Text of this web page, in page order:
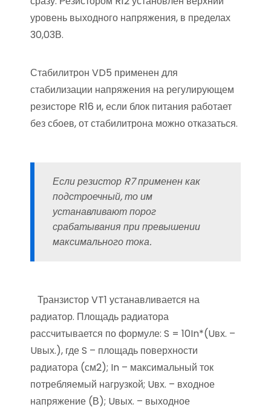
уровень выходного напряжения, в пределах
30,03В.
Стабилитрон VD5 применен для
стабилизации напряжения на регулирующем
резисторе R16 и, если блок питания работает
без сбоев, от стабилитрона можно отказаться.
Если резистор R7 применен как
подстроечный, то им
устанавливают порог
срабатывания при превышении
максимального тока.
Транзистор VT1 устанавливается на
радиатор. Площадь радиатора
рассчитывается по формуле: S = 10In*(Uвх. –
Uвых.), где S – площадь поверхности
радиатора (см2); In – максимальный ток
потребляемый нагрузкой; Uвх. – входное
напряжение (В); Uвых. – выходное